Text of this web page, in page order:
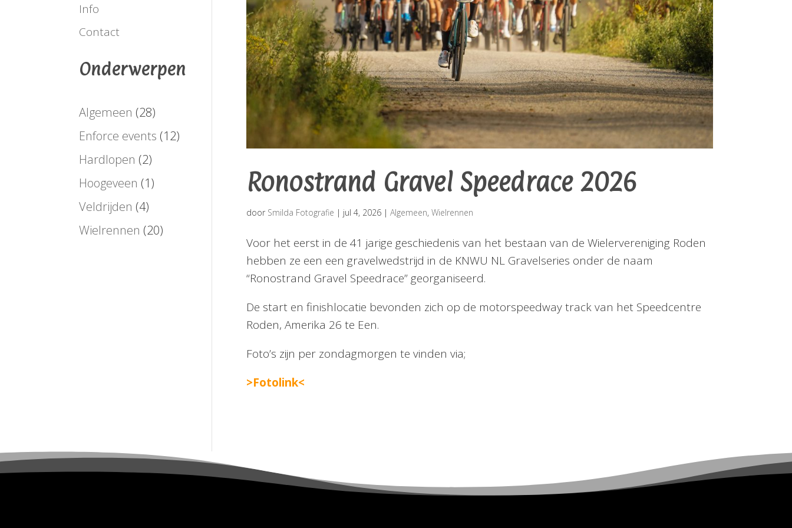
Ronostrand Gravel Speedrace 2026
door Smilda Fotografie | jul 4, 2026| Algemeen, Wielrennen
Voor het eerst in de 41 jarige geschiedenis van het bestaan van de Wielervereniging Roden
hebben ze een een gravelwedstrijd in de KNWU NL Gravelseries onder de naam
“Ronostrand Gravel Speedrace” georganiseerd.
De start en finishlocatie bevonden zich op de motorspeedway track van het Speedcentre
Roden, Amerika 26 te Een.
Foto’s zijn per zondagmorgen te vinden via;
>Fotolink<
Info
Contact
Onderwerpen
Algemeen (28)
Enforce events (12)
Hardlopen (2)
Hoogeveen (1)
Veldrijden (4)
Wielrennen (20)